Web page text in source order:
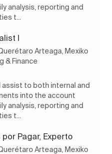
analysis, reporting and
t...
I
Arteaga, Mexiko
& Finance
assist to both internal and
into the account
analysis, reporting and
t...
Pagar, Experto
Arteaga, Mexiko